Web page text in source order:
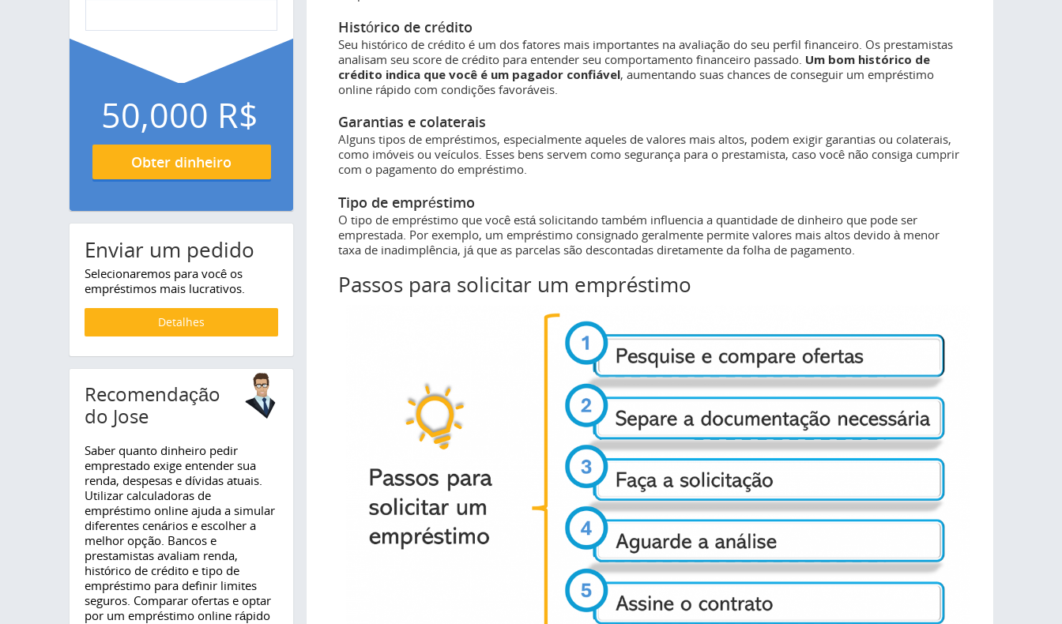
Histórico de crédito
Seu histórico de crédito é um dos fatores mais importantes na avaliação do seu perfil financeiro. Os prestamistas
analisam seu score de crédito para entender seu comportamento financeiro passado. Um bom histórico de
crédito indica que você é um pagador confiável, aumentando suas chances de conseguir um empréstimo
online rápido com condições favoráveis.
Garantias e colaterais
Alguns tipos de empréstimos, especialmente aqueles de valores mais altos, podem exigir garantias ou colaterais,
como imóveis ou veículos. Esses bens servem como segurança para o prestamista, caso você não consiga cumprir
com o pagamento do empréstimo.
Tipo de empréstimo
O tipo de empréstimo que você está solicitando também influencia a quantidade de dinheiro que pode ser
emprestada. Por exemplo, um empréstimo consignado geralmente permite valores mais altos devido à menor
taxa de inadimplência, já que as parcelas são descontadas diretamente da folha de pagamento.
Passos para solicitar um empréstimo
50,000 R$
Obter dinheiro
Enviar um pedido
Selecionaremos para você os
empréstimos mais lucrativos.
Detalhes
Recomendação
do Jose
Saber quanto dinheiro pedir
emprestado exige entender sua
renda, despesas e dívidas atuais.
Utilizar calculadoras de
empréstimo online ajuda a simular
diferentes cenários e escolher a
melhor opção. Bancos e
prestamistas avaliam renda,
histórico de crédito e tipo de
empréstimo para definir limites
seguros. Comparar ofertas e optar
por um empréstimo online rápido